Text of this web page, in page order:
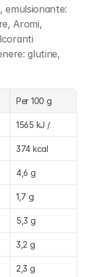
emulsionante:
Aromi,
glutine,
Per 100 g
1565 kJ /
374 kcal
4,6 g
1,7 g
5,3 g
3,2 g
2,3 g